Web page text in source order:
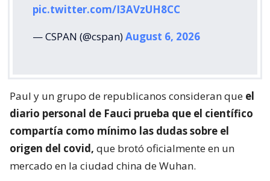
pic.twitter.com/I3AVzUH8CC
— CSPAN (@cspan)August 6, 2026
Paul y un grupo de republicanos consideran que el
diario personal de Fauci prueba que el científico
compartía como mínimo las dudas sobre el
origen del covid, que brotó oficialmente en un
mercado en la ciudad china de Wuhan.